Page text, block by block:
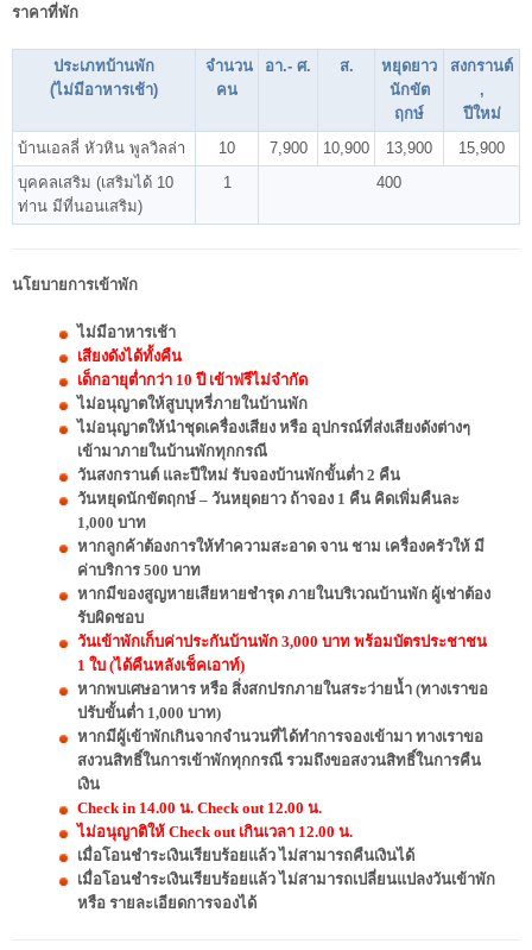
ราคาที่พัก
ประเภทบ้านพัก
(ไม่มีอาหารเช้า)
จำนวน
คน
อา.- ศ. ส.
หยุดยาว
นักขัต
ฤกษ์
สงกรานต์
,
ปีใหม่
บ้านเอลลี่ หัวหิน พูลวิลล่า
10 7,900 10,900 13,900
15,900
บุคคลเสริม (เสริมได้ 10
ท่าน มีที่นอนเสริม)
1 400
นโยบายการเข้าพัก
ไม่มีอาหารเช้า
เสียงดังได้ทั้งคืน
เด็กอายุต่ำกว่า 10 ปี เข้าฟรีไม่จำกัด
ไม่อนุญาตให้สูบบุหรี่ภายในบ้านพัก
ไม่อนุญาตให้นำชุดเครื่องเสียง หรือ อุปกรณ์ที่ส่งเสียงดังต่างๆ
เข้ามาภายในบ้านพักทุกกรณี
วันสงกรานต์ และปีใหม่ รับจองบ้านพักขั้นต่ำ 2 คืน
วันหยุดนักขัตฤกษ์ – วันหยุดยาว ถ้าจอง 1 คืน คิดเพิ่มคืนละ
1,000 บาท
หากลูกค้าต้องการให้ทำความสะอาด จาน ชาม เครื่องครัวให้ มี
ค่าบริการ 500 บาท
หากมีของสูญหายเสียหายชำรุด ภายในบริเวณบ้านพัก ผู้เช่าต้อง
รับผิดชอบ
วันเข้าพักเก็บค่าประกันบ้านพัก 3,000 บาท พร้อมบัตรประชาชน
1 ใบ (ได้คืนหลังเช็คเอาท์)
หากพบเศษอาหาร หรือ สิ่งสกปรกภายในสระว่ายน้ำ (ทางเราขอ
ปรับขั้นต่ำ 1,000 บาท)
หากมีผู้เข้าพักเกินจากจำนวนที่ได้ทำการจองเข้ามา ทางเราขอ
สงวนสิทธิ์ในการเข้าพักทุกกรณี รวมถึงขอสงวนสิทธิ์ในการคืน
เงิน
Check in 14.00 น. Check out 12.00 น.
ไม่อนุญาติให้ Check out เกินเวลา 12.00 น.
เมื่อโอนชำระเงินเรียบร้อยแล้ว ไม่สามารถคืนเงินได้
เมื่อโอนชำระเงินเรียบร้อยแล้ว ไม่สามารถเปลี่ยนแปลงวันเข้าพัก
หรือ รายละเอียดการจองได้